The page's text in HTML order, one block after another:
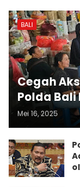
BALI
Cegah
Polda
Mei 16, 2025